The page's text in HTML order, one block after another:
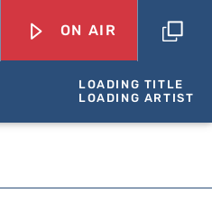
ON AIR
LOADING TITLE
LOADING ARTIST